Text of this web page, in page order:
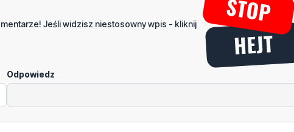
Jeśli widzisz niestosowny wpis - kliknij
Odpowiedz